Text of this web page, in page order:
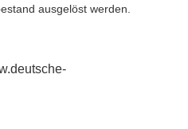
ausgelöst werden.